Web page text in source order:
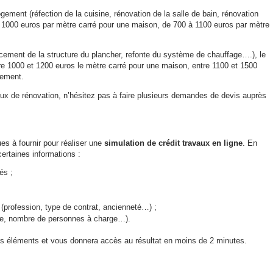
(réfection de la cuisine, rénovation de la salle de bain, rénovation
euros par mètre carré pour une maison, de 700 à 1100 euros par mètre
de la structure du plancher, refonte du système de chauffage….), le
1000 et 1200 euros le mètre carré pour une maison, entre 1100 et 1500
de rénovation, n’hésitez pas à faire plusieurs demandes de devis auprès
à fournir pour réaliser une simulation de crédit travaux en ligne. En
informations :
;
type de contrat, ancienneté…) ;
nombre de personnes à charge…).
éléments et vous donnera accès au résultat en moins de 2 minutes.